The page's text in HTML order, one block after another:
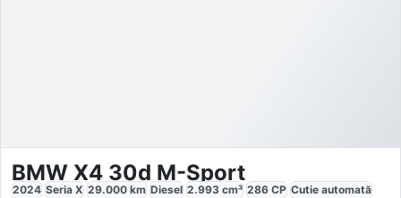
BMW X4 30d M-Sport
2024 Seria X 29.000 km Diesel 2.993 cm³ 286 CP Cutie automată